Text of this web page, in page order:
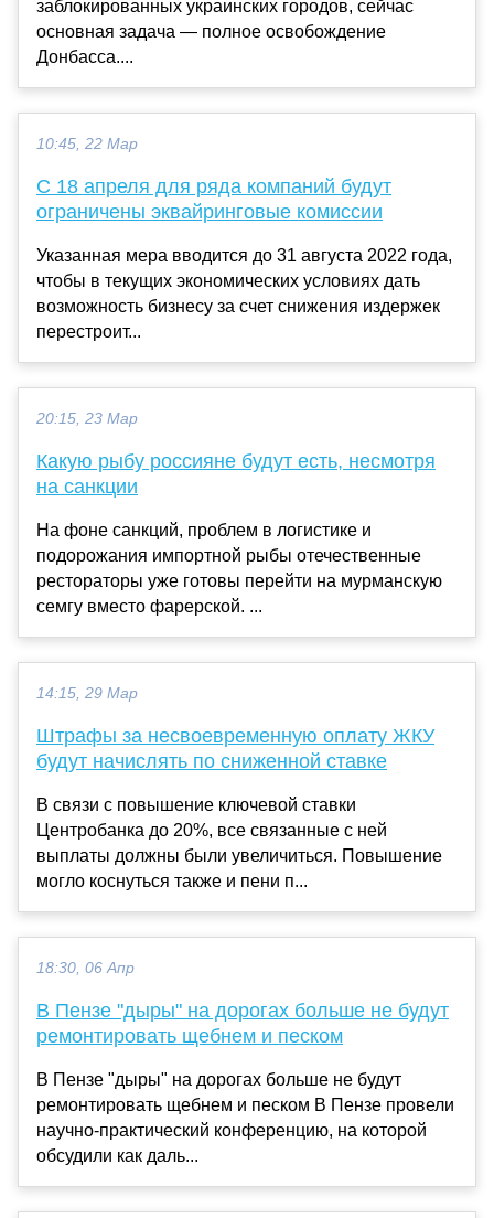
заблокированных украинских городов, сейчас
основная задача — полное освобождение
Донбасса....
10:45, 22 Мар
С 18 апреля для ряда компаний будут
ограничены эквайринговые комиссии
Указанная мера вводится до 31 августа 2022 года,
чтобы в текущих экономических условиях дать
возможность бизнесу за счет снижения издержек
перестроит...
20:15, 23 Мар
Какую рыбу россияне будут есть, несмотря
на санкции
На фоне санкций, проблем в логистике и
подорожания импортной рыбы отечественные
рестораторы уже готовы перейти на мурманскую
семгу вместо фарерской. ...
14:15, 29 Мар
Штрафы за несвоевременную оплату ЖКУ
будут начислять по сниженной ставке
В связи с повышение ключевой ставки
Центробанка до 20%, все связанные с ней
выплаты должны были увеличиться. Повышение
могло коснуться также и пени п...
18:30, 06 Апр
В Пензе "дыры" на дорогах больше не будут
ремонтировать щебнем и песком
В Пензе "дыры" на дорогах больше не будут
ремонтировать щебнем и песком В Пензе провели
научно-практический конференцию, на которой
обсудили как даль...